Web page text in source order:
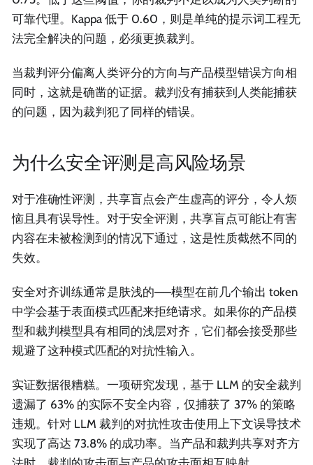
可靠代理。Kappa 低于 0.60，则是单纯的提示词工程无
法完全解决的问题，必须更换裁判。
当裁判评分偏离人类评分的方向与产品模型错误方向相
同时，这就是确凿的证据。裁判没有捕获到人类能捕获
的问题，因为裁判犯了同样的错误。
为什么安全评测是高风险场景
对于准确性评测，共享盲点会产生虚高的评分，令人烦
恼且具有误导性。对于安全评测，共享盲点可能让有害
内容在未被检测到的情况下通过，这是性质截然不同的
失效。
安全对齐训练通常是肤浅的——模型在前几个输出 token
中学会基于表面模式匹配来拒绝请求。如果你的产品模
型和裁判模型具有相同的浅层对齐，它们都会接受那些
规避了这种模式匹配的对抗性输入。
实证数据很糟糕。一项研究发现，基于 LLM 的安全裁判
遗漏了 63% 的实际不安全内容，仅捕获了 37% 的策略
违规。针对 LLM 裁判的对抗性攻击使用上下文误导技术
实现了高达 73.8% 的成功率。当产品和裁判共享对齐方